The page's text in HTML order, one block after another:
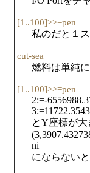
[1..100]>>=pen
私のだと１
cut-sea
燃料は単純
[1..100]>>=pen
2:=-
とY座標が大
ni
にならない